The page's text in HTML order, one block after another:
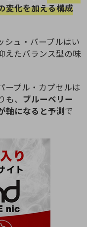
変化を加える構成
シュ・パープルはい
えたバランス型の味
ープル・カプセルは
、 ブルーベリー
軸になると予測で